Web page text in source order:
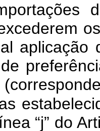
aplicação
“j” do